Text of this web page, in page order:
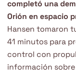
completó una
Orión en espacio
Hansen tomaron
41 minutos para
control con
información